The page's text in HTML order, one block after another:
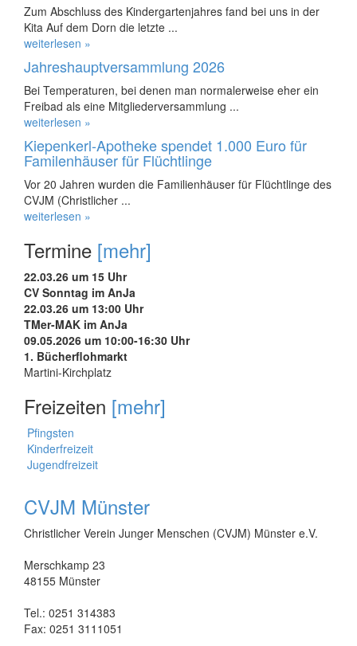
Zum Abschluss des Kindergartenjahres fand bei uns in der
Kita Auf dem Dorn die letzte ...
weiterlesen »
Jahreshauptversammlung 2026
Bei Temperaturen, bei denen man normalerweise eher ein
Freibad als eine Mitgliederversammlung ...
weiterlesen »
Kiepenkerl-Apotheke spendet 1.000 Euro für
Familenhäuser für Flüchtlinge
Vor 20 Jahren wurden die Familienhäuser für Flüchtlinge des
CVJM (Christlicher ...
weiterlesen »
Termine [mehr]
22.03.26 um 15 Uhr
CV Sonntag im AnJa
22.03.26 um 13:00 Uhr
TMer-MAK im AnJa
09.05.2026 um 10:00-16:30 Uhr
1. Bücherflohmarkt
Martini-Kirchplatz
Freizeiten [mehr]
Pfingsten
Kinderfreizeit
Jugendfreizeit
CVJM Münster
Christlicher Verein Junger Menschen (CVJM) Münster e.V.
Merschkamp 23
48155 Münster
Tel.: 0251 314383
Fax: 0251 3111051